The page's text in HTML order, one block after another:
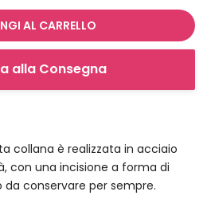
AL CARRELLO
alla Consegna
collana è realizzata in acciaio
con una incisione a forma di
da conservare per sempre.